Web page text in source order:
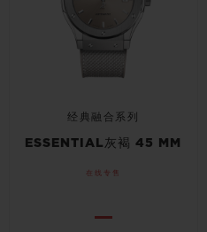
经典融合系列
ESSENTIAL灰褐 45 MM
在线专售